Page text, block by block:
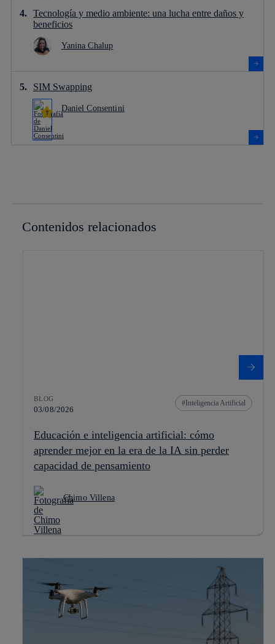
Tecnología y medio ambiente: una lucha entre daños y
beneficios
Yanina Chalup
SIM Swapping
Daniel Consentini
Contenidos relacionados
BLOG
03/08/2026
Inteligencia Artificial
Educación e inteligencia artificial: cómo
aprender mejor en la era de la IA sin perder
capacidad de pensamiento
Chimo Villena